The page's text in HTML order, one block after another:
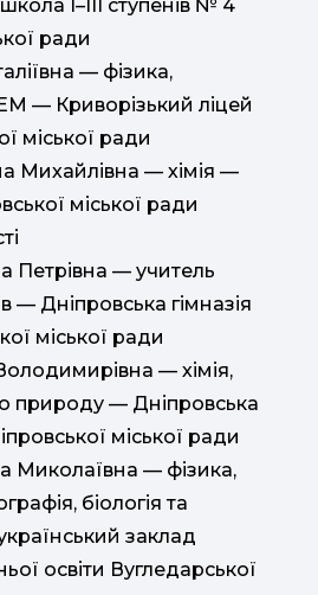
І–ІІІ ступенів № 4
ради
— фізика,
— Криворізький ліцей
міської ради
Михайлівна — хімія —
міської ради
Петрівна — учитель
— Дніпровська гімназія
міської ради
— хімія,
природу — Дніпровська
міської ради
— фізика,
біологія та
заклад
освіти Вугледарської